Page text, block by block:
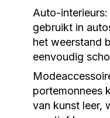
Auto-interieurs:
gebruikt in
het weerstand
eenvoudig
portemonnees
van kunst leer,